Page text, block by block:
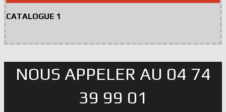
CATALOGUE 1
NOUS APPELER AU 04 74
39 99 01